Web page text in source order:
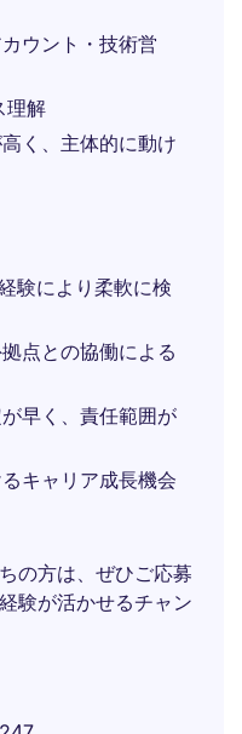
ウント・技術営
理解
く、主体的に動け
験により柔軟に検
点との協働による
早く、責任範囲が
キャリア成長機会
の方は、ぜひご応募
験が活かせるチャン